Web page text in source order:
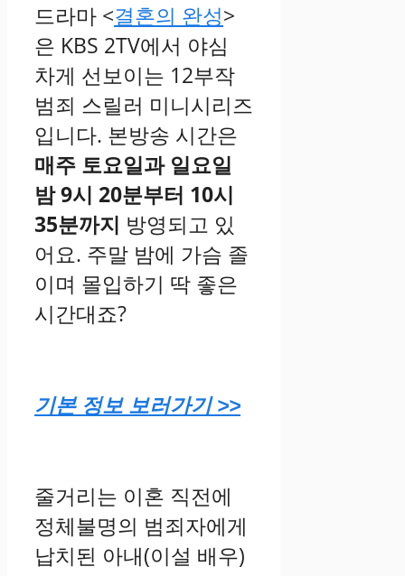
드라마 <결혼의 완성>
은 KBS 2TV에서 야심
차게 선보이는 12부작
범죄 스릴러 미니시리즈
입니다. 본방송 시간은
매주 토요일과 일요일
밤 9시 20분부터 10시
35분까지 방영되고 있
어요. 주말 밤에 가슴 졸
이며 몰입하기 딱 좋은
시간대죠?
기본 정보 보러가기 >>
줄거리는 이혼 직전에
정체불명의 범죄자에게
납치된 아내(이설 배우)